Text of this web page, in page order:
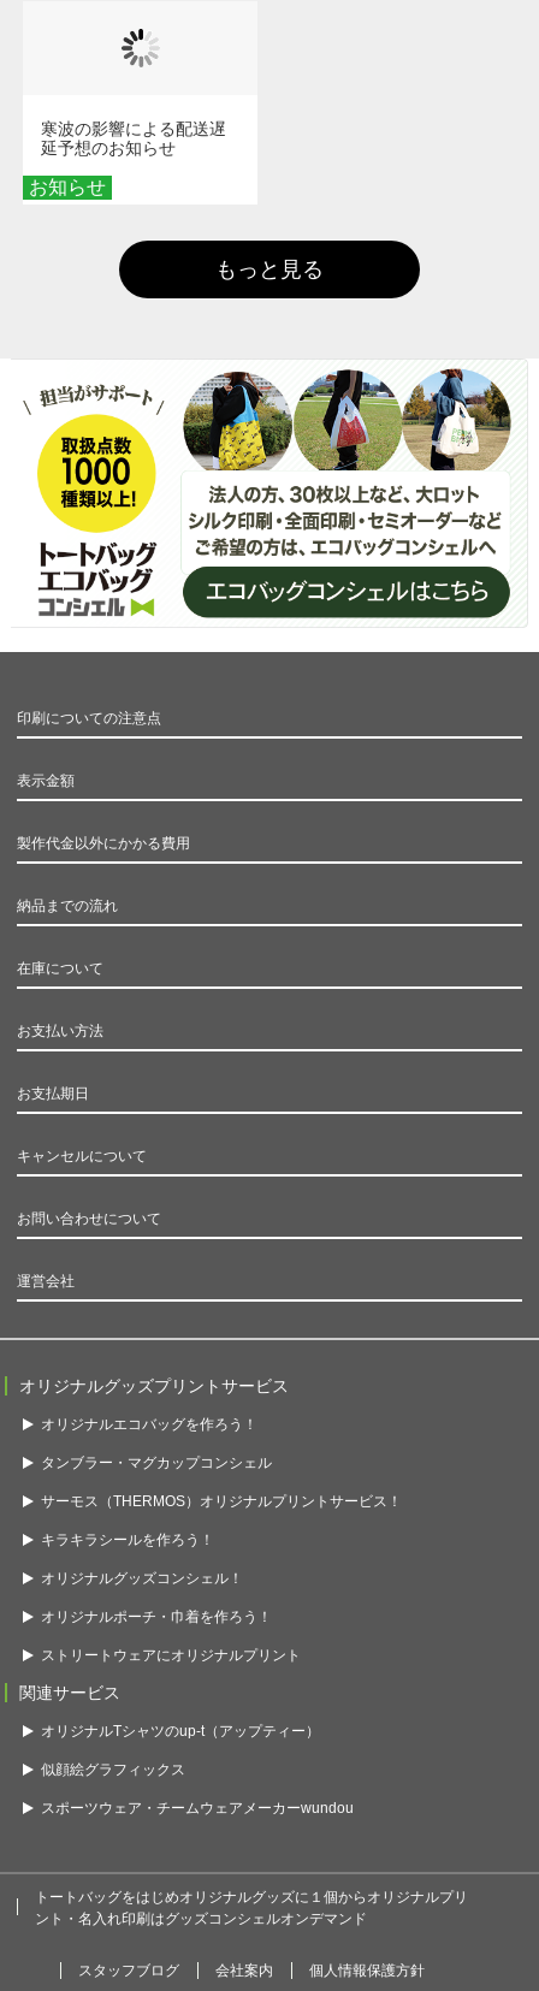
お知らせ
寒波の影響による配送遅
延予想のお知らせ
もっと見る
印刷についての注意点
表示金額
製作代金以外にかかる費用
納品までの流れ
在庫について
お支払い方法
お支払期日
キャンセルについて
お問い合わせについて
運営会社
オリジナルグッズプリントサービス
オリジナルエコバッグを作ろう！
タンブラー・マグカップコンシェル
サーモス（THERMOS）オリジナルプリントサービス！
キラキラシールを作ろう！
オリジナルグッズコンシェル！
オリジナルポーチ・巾着を作ろう！
ストリートウェアにオリジナルプリント
関連サービス
オリジナルTシャツのup-t（アップティー）
似顔絵グラフィックス
スポーツウェア・チームウェアメーカーwundou
トートバッグをはじめオリジナルグッズに１個からオリジナルプリ
ント・名入れ印刷はグッズコンシェルオンデマンド
スタッフブログ 会社案内 個人情報保護方針